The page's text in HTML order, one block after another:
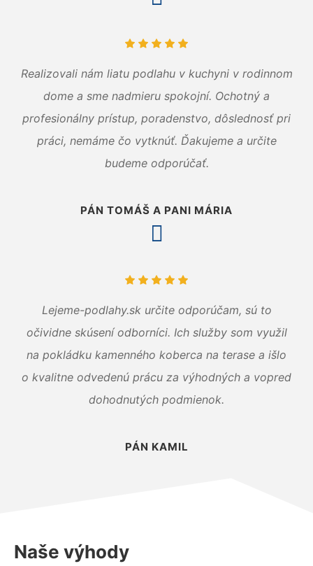
Realizovali nám liatu podlahu v kuchyni v rodinnom
dome a sme nadmieru spokojní. Ochotný a
profesionálny prístup, poradenstvo, dôslednosť pri
práci, nemáme čo vytknúť. Ďakujeme a určite
budeme odporúčať.
PÁN TOMÁŠ A PANI MÁRIA
Lejeme-podlahy.sk určite odporúčam, sú to
očividne skúsení odborníci. Ich služby som využil
na pokládku kamenného koberca na terase a išlo
o kvalitne odvedenú prácu za výhodných a vopred
dohodnutých podmienok.
PÁN KAMIL
Naše výhody